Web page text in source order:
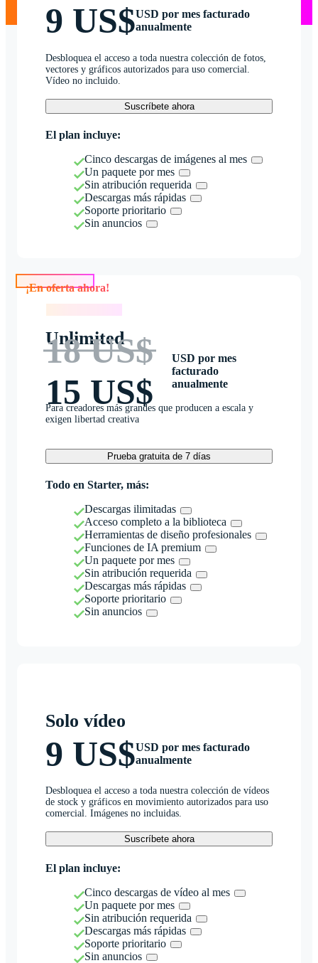
9 US$USD por mes facturado
anualmente
Desbloquea el acceso a toda nuestra colección de fotos,
vectores y gráficos autorizados para uso comercial.
Vídeo no incluido.
Suscríbete ahora
El plan incluye:
Cinco descargas de imágenes al mes
Un paquete por mes
Sin atribución requerida
Descargas más rápidas
Soporte prioritario
Sin anuncios
Unlimited
18 US$
15 US$
USD por mes
facturado
anualmente
Para creadores más grandes que producen a escala y
exigen libertad creativa
Prueba gratuita de 7 días
Todo en Starter, más:
Descargas ilimitadas
Acceso completo a la biblioteca
Herramientas de diseño profesionales
Funciones de IA premium
Un paquete por mes
Sin atribución requerida
Descargas más rápidas
Soporte prioritario
Sin anuncios
Solo vídeo
9 US$USD por mes facturado
anualmente
Desbloquea el acceso a toda nuestra colección de vídeos
de stock y gráficos en movimiento autorizados para uso
comercial. Imágenes no incluidas.
Suscríbete ahora
El plan incluye:
Cinco descargas de vídeo al mes
Un paquete por mes
Sin atribución requerida
Descargas más rápidas
Soporte prioritario
Sin anuncios